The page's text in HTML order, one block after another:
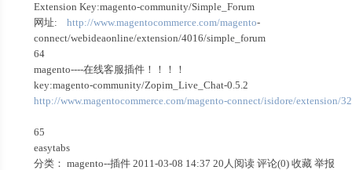
Extension Key:magento-community/Simple_Forum
网址:http://www.magentocommerce.com/magento-
connect/webideaonline/extension/4016/simple_forum
64
magento----在线客服插件！！！！
key:magento-community/Zopim_Live_Chat-0.5.2
http://www.magentocommerce.com/magento-connect/isidore/extension/
65
easytabs
分类： magento--插件 2011-03-08 14:37 20人阅读 评论(0) 收藏 举报